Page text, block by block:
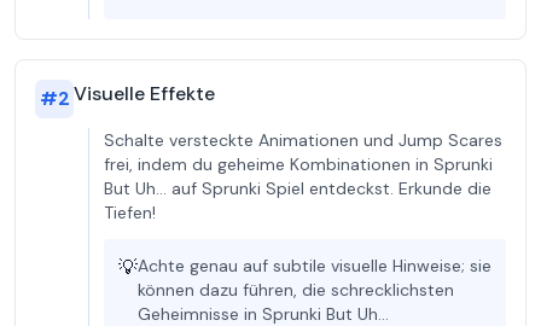
#2Visuelle Effekte
Schalte versteckte Animationen und Jump Scares
frei, indem du geheime Kombinationen in Sprunki
But Uh… auf Sprunki Spiel entdeckst. Erkunde die
Tiefen!
💡Achte genau auf subtile visuelle Hinweise; sie
können dazu führen, die schrecklichsten
Geheimnisse in Sprunki But Uh…